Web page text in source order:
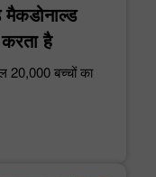
मैकडोनाल्ड
है
20,000 बच्चों का